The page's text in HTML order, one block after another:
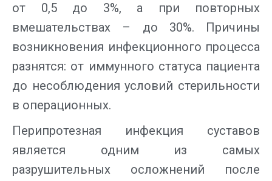
от 0,5 до 3%, а при повторных
вмешательствах – до 30%. Причины
возникновения инфекционного процесса
разнятся: от иммунного статуса пациента
до несоблюдения условий стерильности
в операционных.
Перипротезная инфекция суставов
является одним из самых
разрушительных осложнений после